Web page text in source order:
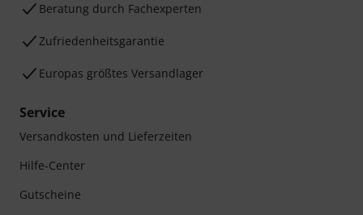
Beratung durch Fachexperten
Zufriedenheitsgarantie
Europas größtes Versandlager
Service
Versandkosten und Lieferzeiten
Hilfe-Center
Gutscheine